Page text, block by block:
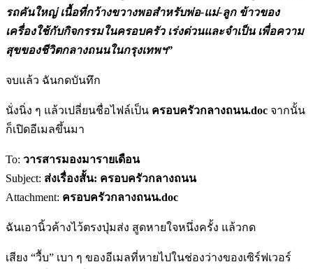
รถคันใหญ่ เนื้อที่กว้างขวางพอสำหรับพ่อ-แม่-ลูก ข้าวของ
เครื่องใช้กับกิจกรรมในครอบครัว เร่งด่วนและจำเป็น เพื่อความ
สุขของชีวิตกลางถนนในกรุงเทพฯ”
จบแล้ว ฉันกดบันทึก
นั่งนิ่ง ๆ แล้วเปลี่ยนชื่อไฟล์เป็น ครอบครัวกลางถนน.doc จากนั้น
ก็เปิดอีเมลขึ้นมา
To: วารสารมองมารายเดือน
Subject: ส่งเรื่องสั้น: ครอบครัวกลางถนน
Attachment: ครอบครัวกลางถนน.doc
ฉันเอานิ้วค้างไว้ตรงปุ่มส่ง สูดหายใจหนึ่งครั้ง แล้วกด
เสียง “วื้บ” เบา ๆ ของอีเมลที่หายไปในช่องว่างของเซิร์ฟเวอร์